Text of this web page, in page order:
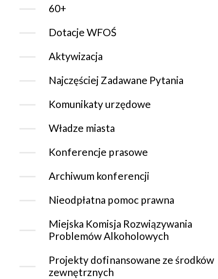
60+
Dotacje WFOŚ
Aktywizacja
Najczęściej Zadawane Pytania
Komunikaty urzędowe
Władze miasta
Konferencje prasowe
Archiwum konferencji
Nieodpłatna pomoc prawna
Miejska Komisja Rozwiązywania
Problemów Alkoholowych
Projekty dofinansowane ze środków
zewnętrznych